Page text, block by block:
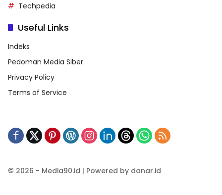
Techpedia
Useful Links
Indeks
Pedoman Media Siber
Privacy Policy
Terms of Service
© 2026 - Media90.id | Powered by danar.id